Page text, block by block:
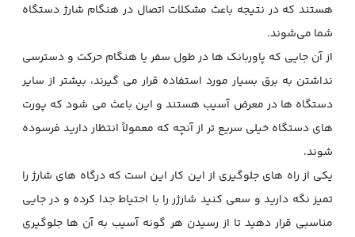
هستند که در نتیجه باعث مشکلات اتصال در هنگام شارژ دستگاه‌
شما می‌شوند.
از آن جایی که پاوربانک ها در طول سفر یا هنگام حرکت و دسترسی
نداشتن به برق بسیار مورد استفاده قرار می گیرند، بیشتر از سایر
دستگاه ها در معرض آسیب هستند و این باعث می شود که پورت
های دستگاه خیلی سریع تر از آنچه که معمولاً انتظار دارید فرسوده
شوند.
یکی از راه های جلوگیری از این کار این است که درگاه های شارژ را
تمیز نگه دارید و سعی کنید شارژر را با احتیاط جدا کرده و در جایی
مناسبی قرار دهید تا از رسیدن هر گونه آسیب به آن ها جلوگیری